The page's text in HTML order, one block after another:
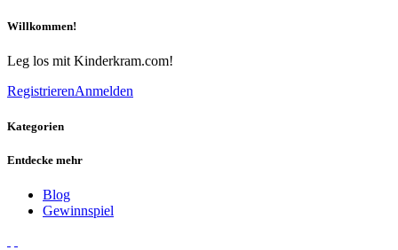
Willkommen!
Leg los mit Kinderkram.com!
RegistrierenAnmelden
Kategorien
Entdecke mehr
Blog
Gewinnspiel